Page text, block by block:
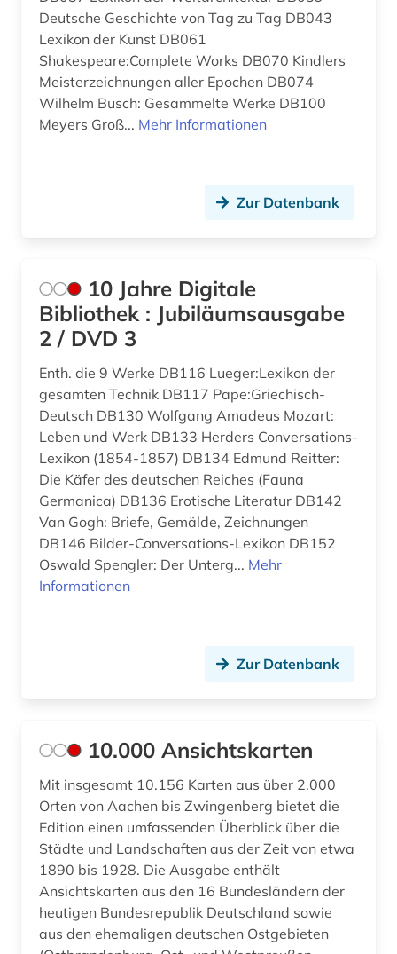
assisi (1)
audiovisuelle medien (1)
aufsatzsammlung (1)
auguste rodin (1)
auktionspreis (1)
ausländisches kulturgut (1)
ausstellung (7)
ausstellungskatalog (1)
autograf (1)
autor (1)
avantgarde (6)
bauakademie (1)
baudenkmal (3)
bauernhof (1)
bauernkrieg &lt (1)
bauforschung (2)
bauhaus (1)
Palaestina (1)
Polen (5)
Portugal (1)
Sachsen (2)
Schleswig-Holstein (2)
Schweiz (16)
Serbien (1)
Slowenien (1)
Spanien (3)
Tschechische Republik (2)
Tuerkei (3)
USA (13)
Ukraine (2)
Vatikanstadt (2)
Zypern (1)
Deutsche Geschichte von Tag zu Tag DB043
Lexikon der Kunst DB061
Shakespeare:Complete Works DB070 Kindlers
Meisterzeichnungen aller Epochen DB074
Wilhelm Busch: Gesammelte Werke DB100
Meyers Groß... Mehr Informationen
Zur Datenbank
10 Jahre Digitale
Bibliothek : Jubiläumsausgabe
2 / DVD 3
Enth. die 9 Werke DB116 Lueger:Lexikon der
gesamten Technik DB117 Pape:Griechisch-
Deutsch DB130 Wolfgang Amadeus Mozart:
Leben und Werk DB133 Herders Conversations-
Lexikon (1854-1857) DB134 Edmund Reitter:
Die Käfer des deutschen Reiches (Fauna
Germanica) DB136 Erotische Literatur DB142
Van Gogh: Briefe, Gemälde, Zeichnungen
DB146 Bilder-Conversations-Lexikon DB152
Oswald Spengler: Der Unterg... Mehr
Informationen
Zur Datenbank
10.000 Ansichtskarten
Mit insgesamt 10.156 Karten aus über 2.000
Orten von Aachen bis Zwingenberg bietet die
Edition einen umfassenden Überblick über die
Städte und Landschaften aus der Zeit von etwa
1890 bis 1928. Die Ausgabe enthält
Ansichtskarten aus den 16 Bundesländern der
heutigen Bundesrepublik Deutschland sowie
aus den ehemaligen deutschen Ostgebieten